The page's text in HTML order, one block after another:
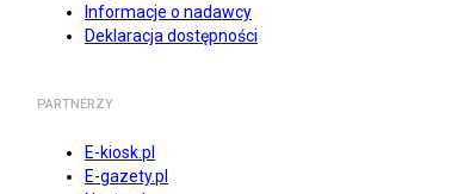
Informacje o nadawcy
Deklaracja dostępności
PARTNERZY
E-kiosk.pl
E-gazety.pl